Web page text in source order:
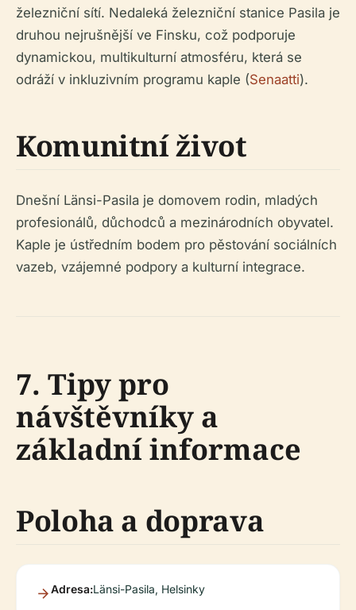
železniční sítí. Nedaleká železniční stanice Pasila je
druhou nejrušnější ve Finsku, což podporuje
dynamickou, multikulturní atmosféru, která se
odráží v inkluzivním programu kaple (Senaatti).
Komunitní život
Dnešní Länsi-Pasila je domovem rodin, mladých
profesionálů, důchodců a mezinárodních obyvatel.
Kaple je ústředním bodem pro pěstování sociálních
vazeb, vzájemné podpory a kulturní integrace.
7. Tipy pro
návštěvníky a
základní informace
Poloha a doprava
Adresa:Länsi-Pasila, Helsinky